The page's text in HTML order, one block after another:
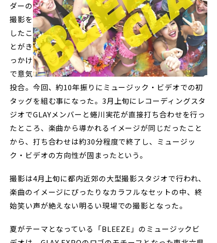
ダーの
撮影を
したこ
とがき
っかけ
で意気
投合。今回、約10年振りにミュージック・ビデオでの初
タッグを組む事になった。3月上旬にレコーディングスタ
ジオでGLAYメンバーと蜷川実花が直接打ち合わせを行っ
たところ、楽曲から導かれるイメージが同じだったこと
から、打ち合わせは約30分程度で終了し、ミュージッ
ク・ビデオの方向性が固まったという。
撮影は4月上旬に都内近郊の大型撮影スタジオで行われ、
楽曲のイメージにぴったりなカラフルなセットの中、終
始笑い声が絶えない明るい現場での撮影となった。
夏がテーマとなっている「BLEEZE」のミュージックビ